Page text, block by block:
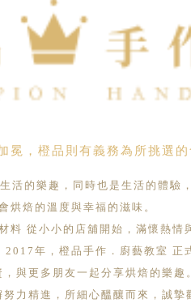
冕，橙品則有義務為所挑選
活的樂趣，同時也是生活的體驗
烘焙的溫度與幸福的滋味。
料 從小小的店舖開始，滿懷熱情
2017年，橙品手作．廚藝教室 正
與更多朋友一起分享烘焙的樂趣
力精進，所細心醞釀而來，誠摯